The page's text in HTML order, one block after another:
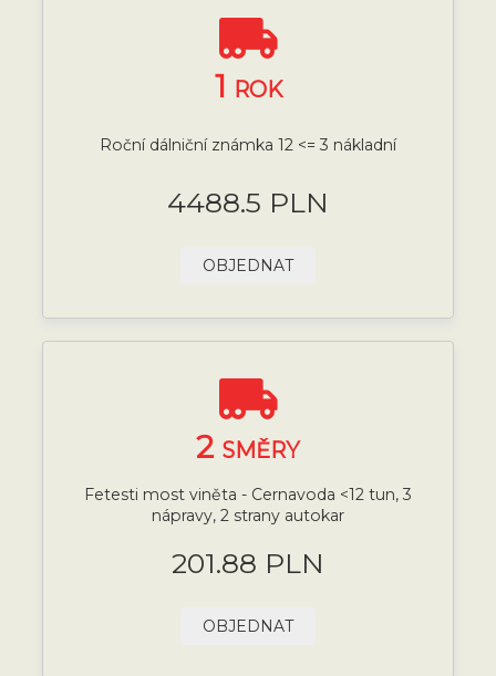
1 ROK
Roční dálniční známka 12 <= 3 nákladní
4488.5 PLN
OBJEDNAT
2 SMĚRY
Fetesti most viněta - Cernavoda <12 tun, 3
nápravy, 2 strany autokar
201.88 PLN
OBJEDNAT